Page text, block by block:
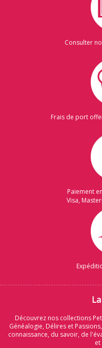
Consulter
Frais de port
Paiement
Visa,
Découvrez nos collections
Généalogie, Délires et
connaissance, du savoir, de
et